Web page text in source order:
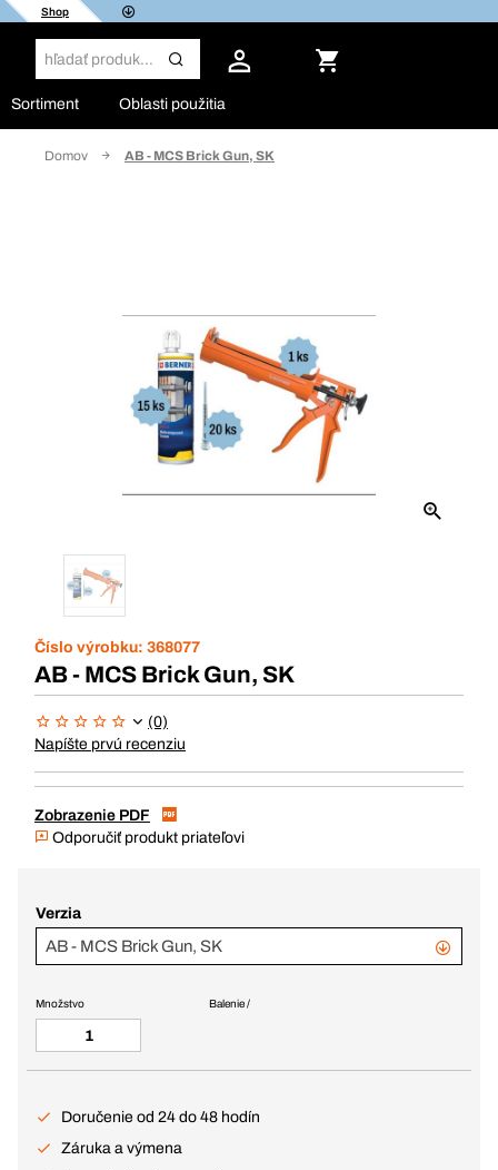
Shop
Sortiment Oblasti použitia
Domov AB - MCS Brick Gun, SK
Číslo výrobku: 368077
AB - MCS Brick Gun, SK
(0)
Napíšte prvú recenziu
Zobrazenie PDF
Odporučiť produkt priateľovi
Verzia
AB - MCS Brick Gun, SK
Balenie /
Množstvo
Doručenie od 24 do 48 hodín
Záruka a výmena